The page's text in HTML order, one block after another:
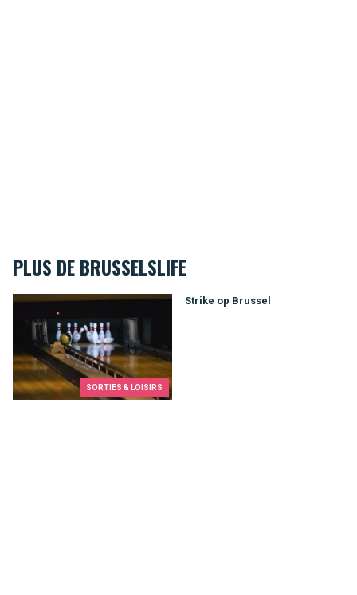
PLUS DE BRUSSELSLIFE
SORTIES & LOISIRS
Strike op Brussel
Strike op Brussel